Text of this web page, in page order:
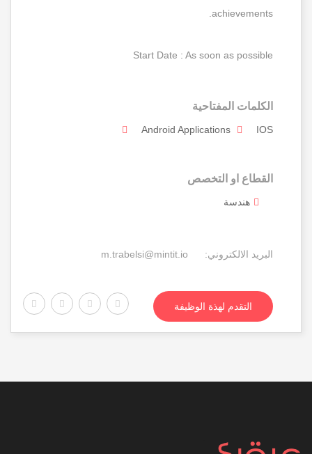
achievements.
Start Date : As soon as possible
الكلمات المفتاحية
Android Applications IOS
القطاع او التخصص
هندسة
البريد الالكتروني: m.trabelsi@mintit.io
التقدم لهذة الوظيفة